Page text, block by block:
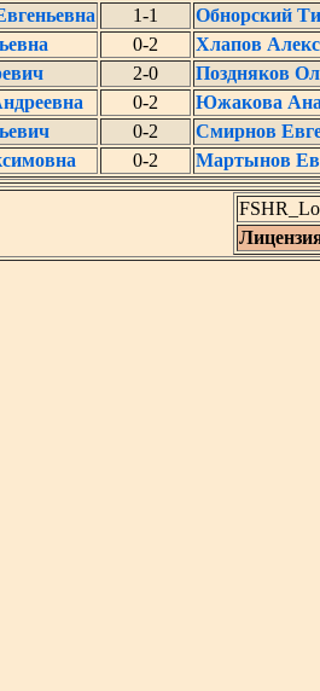
1-1 Обнорский
0-2 Хлапов
2-0 Поздняков
0-2 Южакова
0-2 Смирнов
0-2 Мартынов